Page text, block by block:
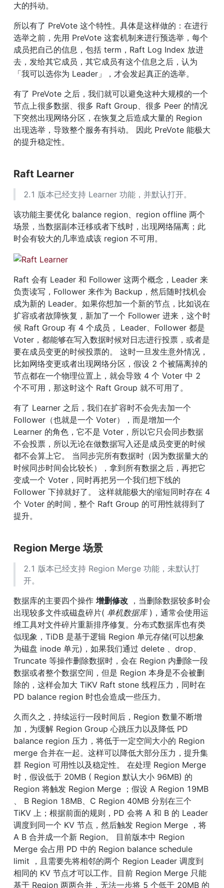
大的抖动。
所以有了 PreVote 这个特性。具体是这样做的：在进行
选举之前，先用 PreVote 这套机制来进行预选举，每个
成员把自己的信息，包括 term，Raft Log Index 放进
去，发给其它成员，其它成员有这个信息之后，认为
「我可以选你为 Leader」，才会发起真正的选举。
有了 PreVote 之后，我们就可以避免这种大规模的一个
节点上很多数据、很多 Raft Group、很多 Peer 的情况
下突然出现网络分区，在恢复之后造成大量的 Region
出现选举，导致整个服务有抖动。 因此 PreVote 能极大
的提升稳定性。
Raft Learner
2.1 版本已经支持 Learner 功能，并默认打开。
该功能主要优化 balance region、region offline 两个
场景，当数据副本迁移或者下线时，出现网络隔离；此
时会有较大的几率造成该 region 不可用。
Raft 会有 Leader 和 Follower 这两个概念，Leader 来
负责读写，Follower 来作为 Backup，然后随时找机会
成为新的 Leader。如果你想加一个新的节点，比如说在
扩容或者故障恢复，新加了一个 Follower 进来，这个时
候 Raft Group 有 4 个成员， Leader、Follower 都是
Voter，都能够在写入数据时候对日志进行投票，或者是
要在成员变更的时候投票的。 这时一旦发生意外情况，
比如网络变更或者出现网络分区，假设 2 个被隔离掉的
节点都在一个物理位置上，就会导致 4 个 Voter 中 2
个不可用，那这时这个 Raft Group 就不可用了。
有了 Learner 之后，我们在扩容时不会先去加一个
Follower（也就是一个 Voter），而是增加一个
Learner 的角色，它不是 Voter，所以它只会同步数据
不会投票，所以无论在做数据写入还是成员变更的时候
都不会算上它。 当同步完所有数据时（因为数据量大的
时候同步时间会比较长），拿到所有数据之后，再把它
变成一个 Voter，同时再把另一个我们想下线的
Follower 下掉就好了。 这样就能极大的缩短同时存在 4
个 Voter 的时间，整个 Raft Group 的可用性就得到了
提升。
Region Merge 场景
2.1 版本已经支持 Region Merge 功能，未默认打
开。
数据库的主要四个操作 增删修改 ，当删除数据较多时会
出现较多文件或磁盘碎片( 单机数据库 )，通常会使用运
维工具对文件碎片重新排序修复。分布式数据库也有类
似现象，TiDB 是基于逻辑 Region 单元存储(可以想象
为磁盘 inode 单元)，如果我们通过 delete 、drop、
Truncate 等操作删除数据时，会在 Region 内删除一段
数据或者整个数据空间，但是 Region 本身是不会被删
除的，这样会加大 TiKV Raft stone 线程压力，同时在
PD balance region 时也会造成一些压力。
久而久之，持续运行一段时间后，Region 数量不断增
加，为缓解 Region Group 心跳压力以及降低 PD
balance region 压力，将低于一定空间大小的 Region
merge 合并在一起。这样可以降低大部分压力，提升集
群 Region 可用性以及稳定性。 在处理 Region Merge
时，假设低于 20MB ( Region 默认大小 96MB) 的
Region 将触发 Region Merge ；假设 A Region 19MB
、 B Region 18MB、C Region 40MB 分别在三个
TiKV 上；根据前面的规则，PD 会将 A 和 B 的 Leader
调度到同一个 KV 节点，然后触发 Region Merge ，将
A B 合并成一个新 Region。 目前版本中 Region
Merge 会占用 PD 中的 Region balance schedule
limit ，且需要先将相邻的两个 Region Leader 调度到
相同的 KV 节点才可以工作。目前 Region Merge 只能
基于 Region 两两合并，无法一步将 5 个低于 20MB 的